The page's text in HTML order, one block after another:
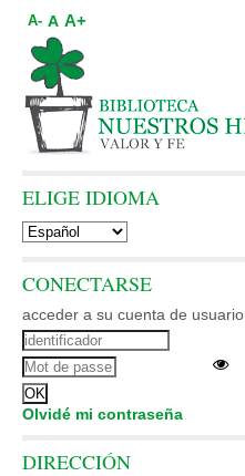
A- A A+
ELIGE IDIOMA
CONECTARSE
acceder a su cuenta de usuario
Olvidé mi contraseña
DIRECCIÓN